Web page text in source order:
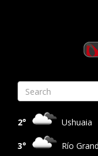
2° Ushuaia
3° Río